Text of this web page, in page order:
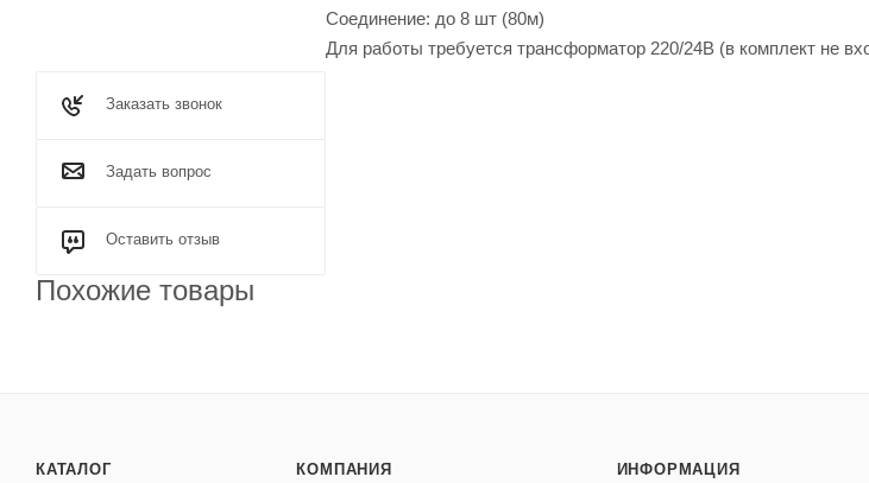
Соединение: до 8 шт (80м)
Для работы требуется трансформатор 220/24В (в комплект не
Заказать звонок
Задать вопрос
Оставить отзыв
Похожие товары
КАТАЛОГ КОМПАНИЯ ИНФОРМАЦИЯ